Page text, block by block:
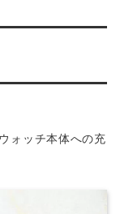
ォッチ本体への充